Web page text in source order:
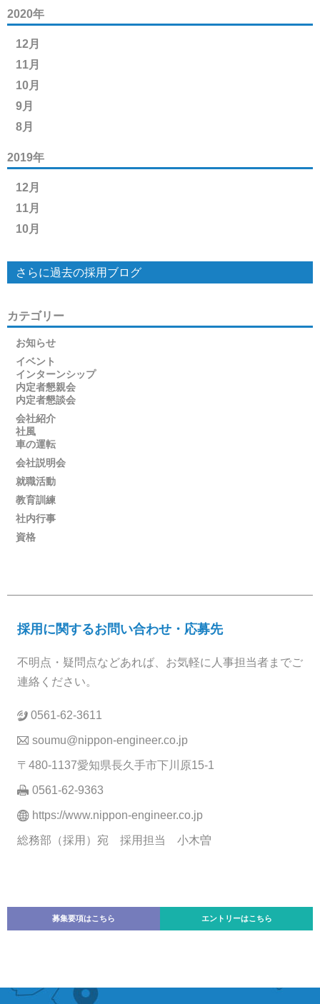
2020年
12月
11月
10月
9月
8月
2019年
12月
11月
10月
さらに過去の採用ブログ
カテゴリー
お知らせ
イベント
インターンシップ
内定者懇親会
内定者懇談会
会社紹介
社風
車の運転
会社説明会
就職活動
教育訓練
社内行事
資格
採用に関するお問い合わせ・応募先
不明点・疑問点などあれば、お気軽に人事担当者までご
連絡ください。
0561-62-3611
soumu@nippon-engineer.co.jp
〒480-1137愛知県長久手市下川原15-1
0561-62-9363
https://www.nippon-engineer.co.jp
総務部（採用）宛 採用担当 小木曽
募集要項はこちら エントリーはこちら